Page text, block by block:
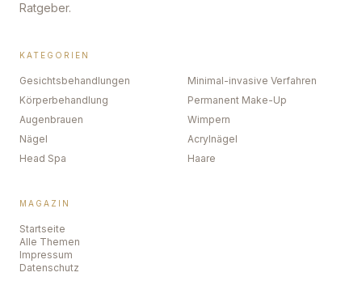
Ratgeber.
KATEGORIEN
Gesichtsbehandlungen
Minimal-invasive Verfahren
Körperbehandlung
Permanent Make-Up
Augenbrauen
Wimpern
Nägel
Acrylnägel
Head Spa
Haare
MAGAZIN
Startseite
Alle Themen
Impressum
Datenschutz